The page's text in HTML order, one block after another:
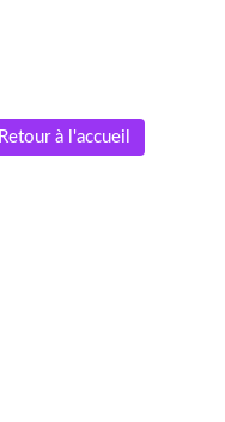
Retour à l'accueil